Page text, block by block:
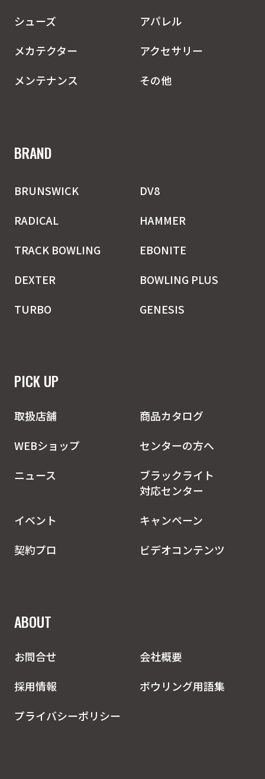
シューズ
アパレル
メカテクター
アクセサリー
メンテナンス
その他
BRAND
BRUNSWICK
DV8
RADICAL
HAMMER
TRACK BOWLING
EBONITE
DEXTER
BOWLING PLUS
TURBO
GENESIS
PICK UP
取扱店舗
商品カタログ
WEBショップ
センターの方へ
ニュース
ブラックライト
対応センター
イベント
キャンペーン
契約プロ
ビデオコンテンツ
ABOUT
お問合せ
会社概要
採用情報
ボウリング用語集
プライバシーポリシー